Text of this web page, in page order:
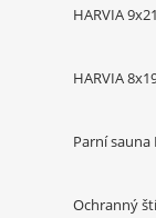
HARVIA
HARVIA
Parní sauna
Ochranný